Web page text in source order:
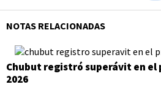
NOTAS RELACIONADAS
Chubut registró superávit en
2026